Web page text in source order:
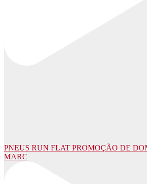
PNEUS RUN FLAT PROMOÇÃO DE
MARC